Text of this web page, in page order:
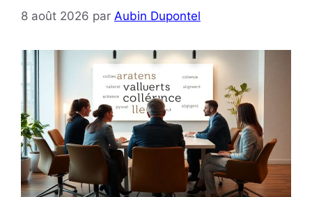
8 août 2026 par Aubin Dupontel